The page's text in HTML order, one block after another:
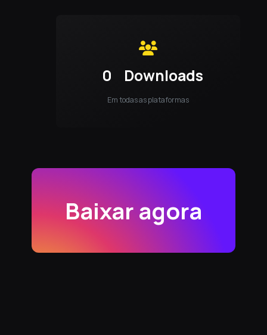
0 Downloads
Em todas as plataformas
Baixar agora